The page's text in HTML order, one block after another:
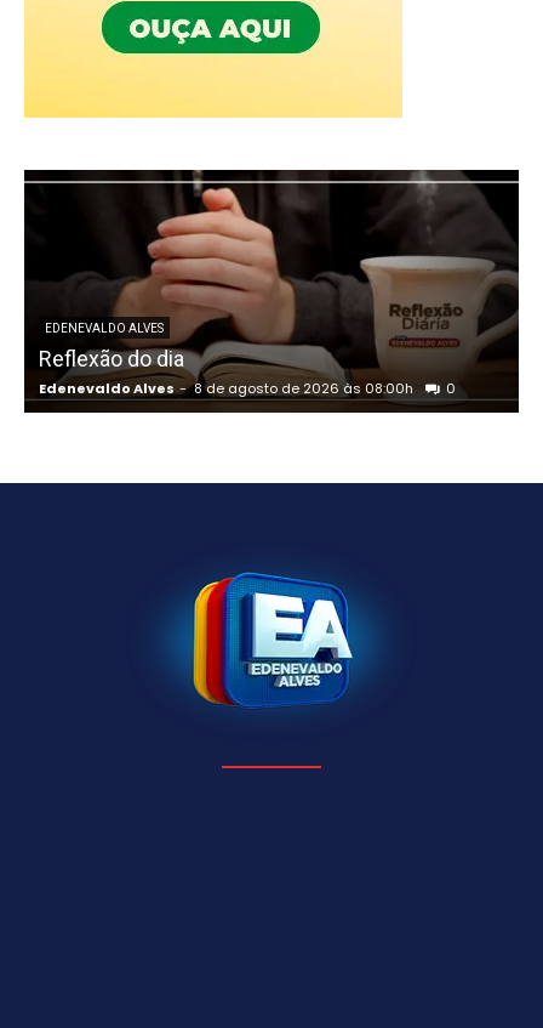
EDENEVALDO ALVES
Reflexão do dia
Edenevaldo Alves - 8 de agosto de 2026 às 08:00h 0